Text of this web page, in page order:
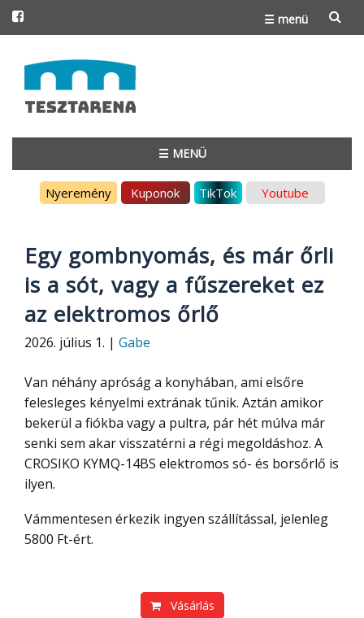
☰ menü
to
content
☰ MENÜ
Nyeremény Kuponok TikTok Youtube
Egy gombnyomás, és már őrli
is a sót, vagy a fűszereket ez
az elektromos őrlő
2026. július 1. | Gabe
Van néhány apróság a konyhában, ami elsőre
felesleges kényelmi extrának tűnik. Aztán amikor
bekerül a fiókba vagy a pultra, pár hét múlva már
senki sem akar visszatérni a régi megoldáshoz. A
CROSIKO KYMQ-14BS elektromos só- és borsőrlő is
ilyen.
Vámmentesen érkezik ingyen szállítással, jelenleg
5800 Ft-ért.
Vásárlás